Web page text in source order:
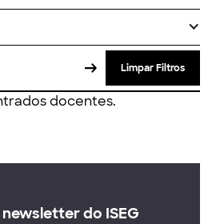
Limpar Filtros
docentes.
do ISEG